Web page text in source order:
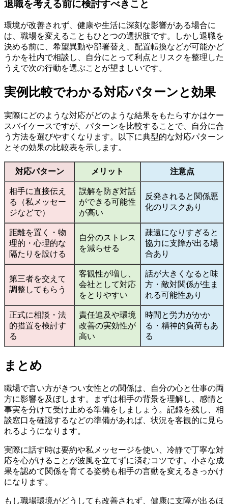
退職を考える前に検討すべきこと
環境が改善されず、健康や生活に深刻な影響がある場合に
は、職場を変えることもひとつの選択肢です。しかし退職を
決める前に、希望異動や部署替え、配置転換などが可能かど
うかを社内で相談し、自分にとって利点とリスクを整理した
うえで次の行動を選ぶことが望ましいです。
実例比較でわかる対応パターンと効果
実際にどのような対応がどのような結果をもたらすかはケー
スバイケースですが、パターンを比較することで、自分に合
う方法を選びやすくなります。以下に典型的な対応パターン
とその効果の比較表を示します。
対応パターン メリット 注意点
相手に直接伝え
る（私メッセー
ジなどで）
誤解を防ぎ対話
ができる可能性
が高い
反発されると関係悪
化のリスクあり
距離を置く・物
理的・心理的な
隔たりを設ける
自分のストレス
を減らせる
疎遠になりすぎると
協力に支障が出る場
合あり
第三者を交えて
調整してもらう
客観性が増し、
会社として対応
をとりやすい
話が大きくなると味
方・敵対関係が生ま
れる可能性あり
正式に相談・法
的措置を検討す
る
責任追及や環境
改善の実効性が
高い
時間と労力がかか
る・精神的負荷もあ
る
まとめ
職場で言い方がきつい女性との関係は、自分の心と仕事の両
方に影響を及ぼします。まずは相手の背景を理解し、感情と
事実を分けて受け止める準備をしましょう。記録を残し、相
談窓口を確認するなどの準備があれば、状況を客観的に見ら
れるようになります。
実際に話す時は要約や私メッセージを使い、冷静で丁寧な対
応を心がけることが波風を立てずに済むコツです。小さな成
果を認めて関係を育てる姿勢も相手の言動を変えるきっかけ
になります。
もし職場環境がどうしても改善されず、健康に支障が出るほ